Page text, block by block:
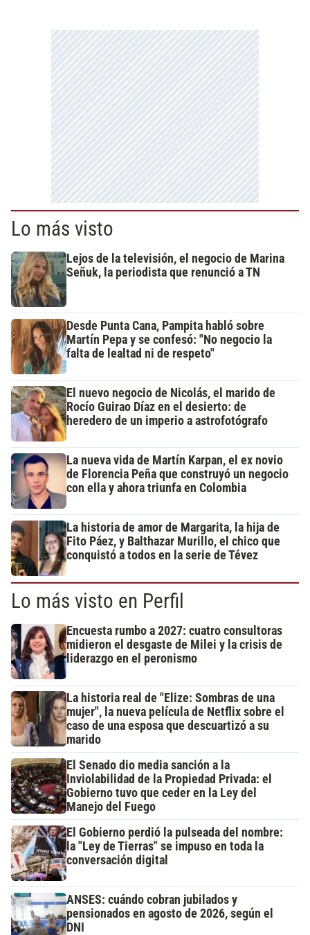
Lo más visto
Lejos de la televisión, el negocio de Marina
Señuk, la periodista que renunció a TN
Desde Punta Cana, Pampita habló sobre
Martín Pepa y se confesó: "No negocio la
falta de lealtad ni de respeto"
El nuevo negocio de Nicolás, el marido de
Rocío Guirao Díaz en el desierto: de
heredero de un imperio a astrofotógrafo
La nueva vida de Martín Karpan, el ex novio
de Florencia Peña que construyó un negocio
con ella y ahora triunfa en Colombia
La historia de amor de Margarita, la hija de
Fito Páez, y Balthazar Murillo, el chico que
conquistó a todos en la serie de Tévez
Lo más visto en Perfil
Encuesta rumbo a 2027: cuatro consultoras
midieron el desgaste de Milei y la crisis de
liderazgo en el peronismo
La historia real de "Elize: Sombras de una
mujer", la nueva película de Netflix sobre el
caso de una esposa que descuartizó a su
marido
El Senado dio media sanción a la
Inviolabilidad de la Propiedad Privada: el
Gobierno tuvo que ceder en la Ley del
Manejo del Fuego
El Gobierno perdió la pulseada del nombre:
la "Ley de Tierras" se impuso en toda la
conversación digital
ANSES: cuándo cobran jubilados y
pensionados en agosto de 2026, según el
DNI